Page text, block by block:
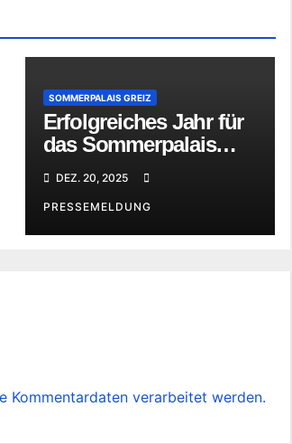
SOMMERPALAIS GREIZ
Erfolgreiches Jahr für
das Sommerpalais
DEZ. 20, 2025
PRESSEMELDUNG
Kommentardaten verarbeitet werden.